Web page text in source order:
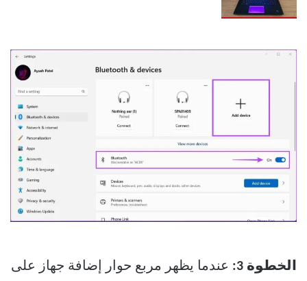
الخطوة 3: عندما يظهر مربع حوار إضافة جهاز على